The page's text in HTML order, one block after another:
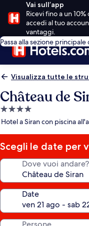
Vai sull’app
Ricevi fino a un
accedi al tuo
vantaggi.
Passa alla sezione
Visualizza tutte le
Château de
Struttura
a
stelle
Hotel a Siran con piscina
Scegli le date per
Dove vuoi andare?
Date